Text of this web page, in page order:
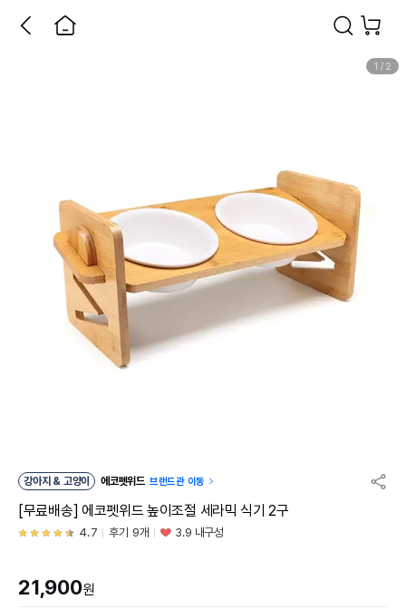
1 / 2
강아지 & 고양이 에코펫위드 브랜드관 이동
[무료배송] 에코펫위드 높이조절 세라믹 식기 2구
4.7 후기 9개 3.9 내구성
21,900원